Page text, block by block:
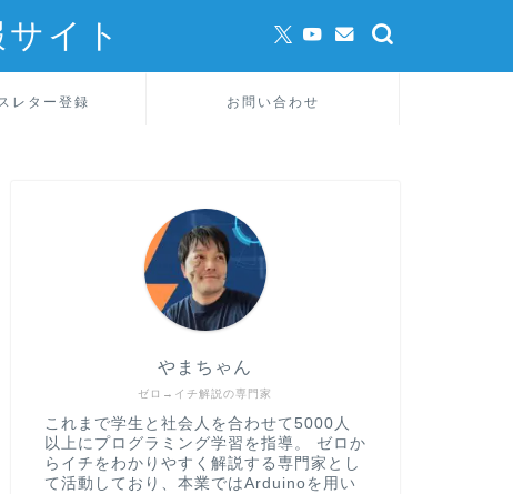
イト
レター登録 お問い合わせ
ゼロ→イチ解説の専門家
やまちゃん
これまで学生と社会人を合わせて5000人
以上にプログラミング学習を指導。 ゼロか
らイチをわかりやすく解説する専門家とし
て活動しており、本業ではArduinoを用い